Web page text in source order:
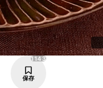
1143
保存